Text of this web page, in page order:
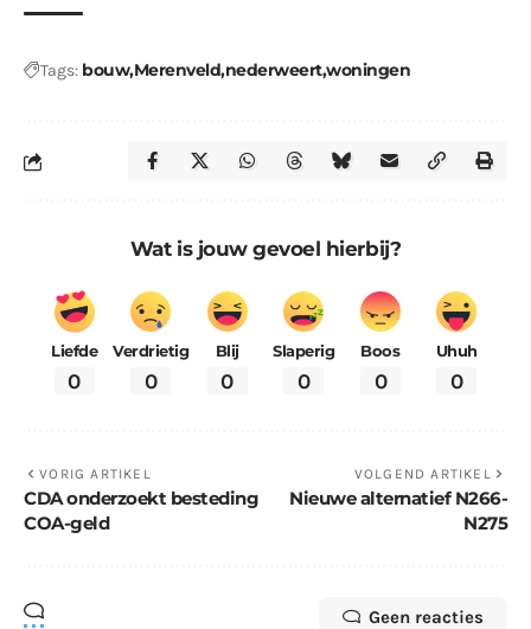
Tags: bouwMerenveldnederweertwoningen
Wat is jouw gevoel hierbij?
Liefde
0
Verdrietig
0
Blij
0
Slaperig
0
Boos
0
Uhuh
0
VORIG ARTIKEL
CDA onderzoekt besteding
COA-geld
VOLGEND ARTIKEL
Nieuwe alternatief N266-
N275
Geen reacties